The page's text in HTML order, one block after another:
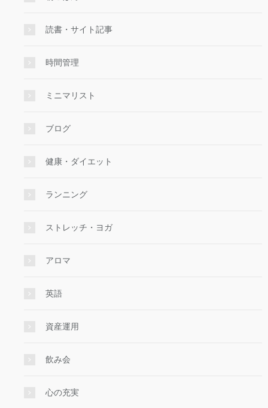
読書・サイト記事
時間管理
ミニマリスト
ブログ
健康・ダイエット
ランニング
ストレッチ・ヨガ
アロマ
英語
資産運用
飲み会
心の充実